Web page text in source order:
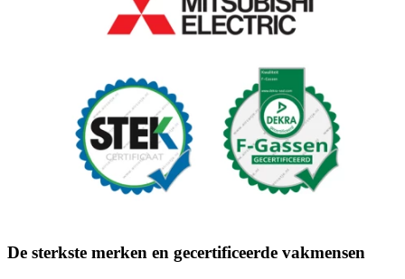
De sterkste merken en gecertificeerde vakmensen